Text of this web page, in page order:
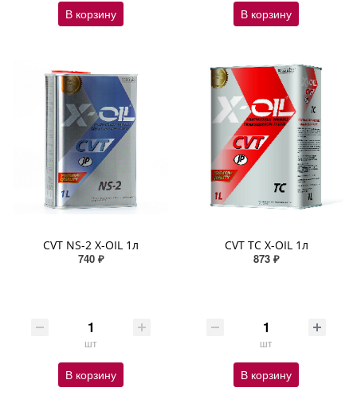
В корзину В корзину
CVT NS-2 X-OIL 1л
740 ₽
шт
В корзину
CVT TC X-OIL 1л
873 ₽
шт
В корзину